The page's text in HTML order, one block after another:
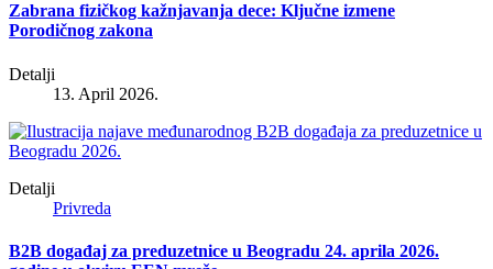
Zabrana fizičkog kažnjavanja dece: Ključne izmene
Porodičnog zakona
Detalji
13. April 2026.
Detalji
Privreda
B2B događaj za preduzetnice u Beogradu 24. aprila 2026.